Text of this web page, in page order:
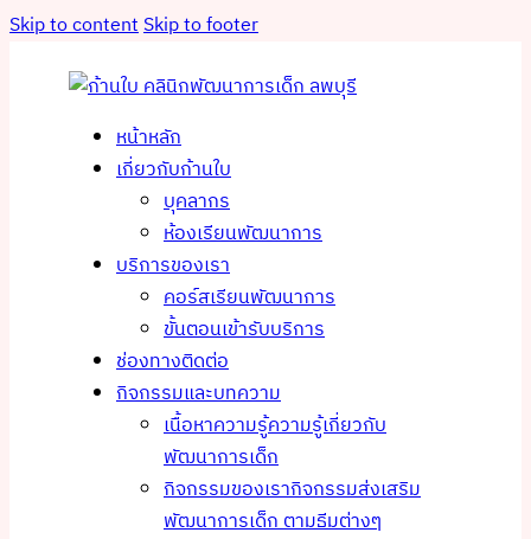
Skip to contentSkip to footer
หน้าหลัก
เกี่ยวกับก้านใบ
บุคลากร
ห้องเรียนพัฒนาการ
บริการของเรา
คอร์สเรียนพัฒนาการ
ขั้นตอนเข้ารับบริการ
ช่องทางติดต่อ
กิจกรรมและบทความ
เนื้อหาความรู้ความรู้เกี่ยวกับ
พัฒนาการเด็ก
กิจกรรมของเรากิจกรรมส่งเสริม
พัฒนาการเด็ก ตามธีมต่างๆ